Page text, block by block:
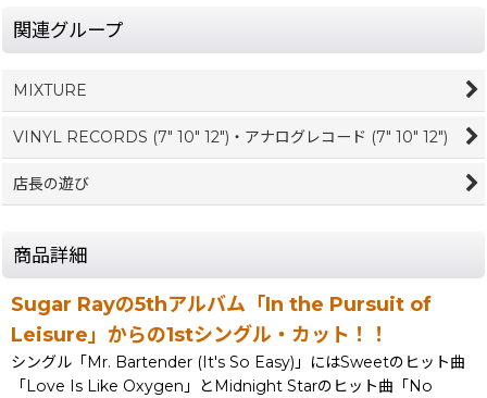
関連グループ
MIXTURE
VINYL RECORDS (7" 10" 12")・アナログレコード (7" 10" 12")
店長の遊び
商品詳細
Sugar Rayの5thアルバム「In the Pursuit of
Leisure」からの1stシングル・カット！！
シングル「Mr. Bartender (It's So Easy)」にはSweetのヒット曲
「Love Is Like Oxygen」とMidnight Starのヒット曲「No